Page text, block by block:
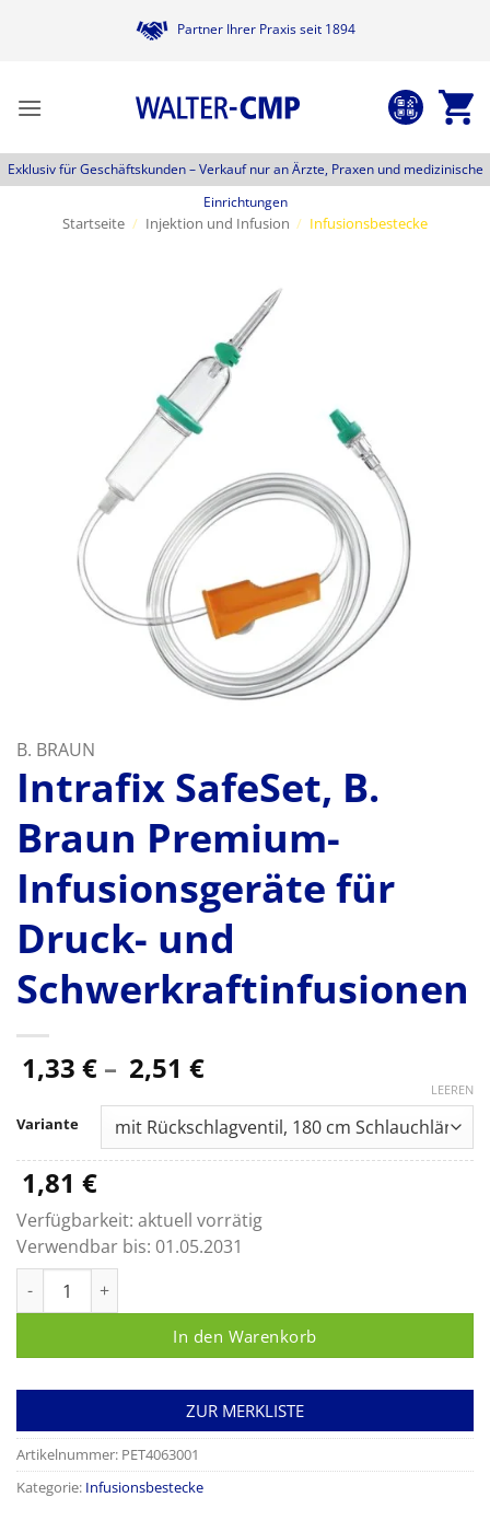
Partner Ihrer Praxis seit 1894
Exklusiv für Geschäftskunden –Verkauf nur an Ärzte, Praxen und medizinische
Einrichtungen
Startseite / Injektion und Infusion / Infusionsbestecke
B. BRAUN
Intrafix SafeSet, B.
Braun Premium-
Infusionsgeräte für
Druck- und
Schwerkraftinfusionen
1,33 € – 2,51 €Preisspanne:
bis
2,51 €
Variante
LEEREN
1,81 €
Verfügbarkeit: aktuell vorrätig
Verwendbar bis: 01.05.2031
In den Warenkorb
ZUR MERKLISTE
Artikelnummer: PET4063001
Kategorie: Infusionsbestecke